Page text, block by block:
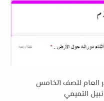
العام للصف الخامس